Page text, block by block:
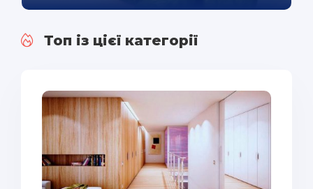
Топ із цієї категорії